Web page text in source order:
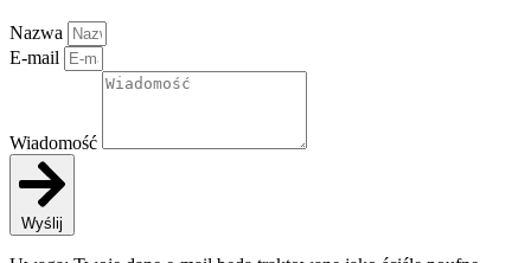
Nazwa
E-mail
Wiadomość
Wyślij